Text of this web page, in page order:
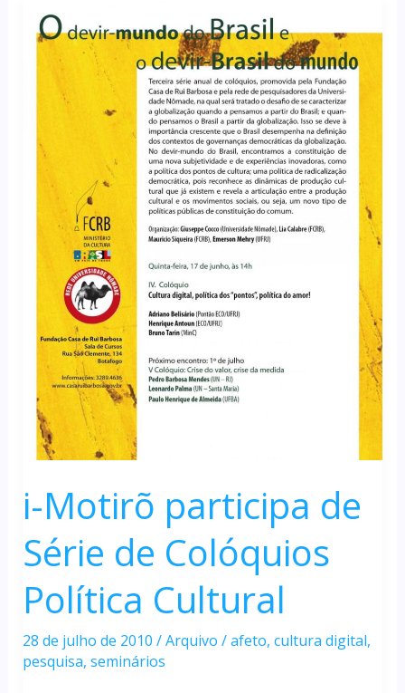
i-Motirõ participa de
Série de Colóquios
Política Cultural
28 de julho de 2010 /Arquivo /afeto, cultura digital,
pesquisa, seminários